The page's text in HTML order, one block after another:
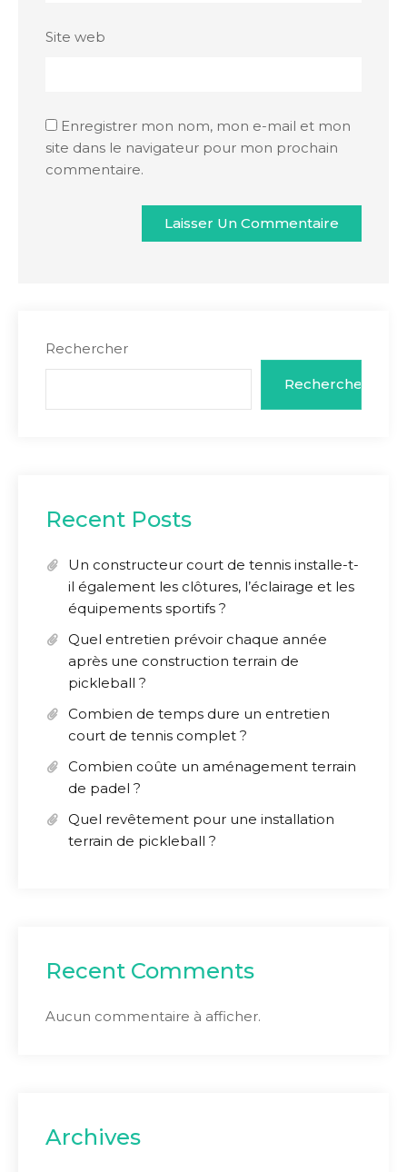
Site web
Enregistrer mon nom, mon e-mail et mon
site dans le navigateur pour mon prochain
commentaire.
Rechercher
Rechercher
Recent Posts
Un constructeur court de tennis installe-t-
il également les clôtures, l’éclairage et les
équipements sportifs ?
Quel entretien prévoir chaque année
après une construction terrain de
pickleball ?
Combien de temps dure un entretien
court de tennis complet ?
Combien coûte un aménagement terrain
de padel ?
Quel revêtement pour une installation
terrain de pickleball ?
Recent Comments
Aucun commentaire à afficher.
Archives